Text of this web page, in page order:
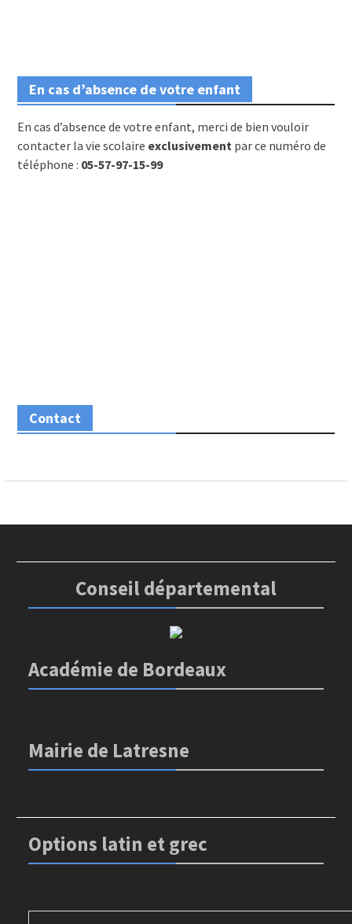
En cas d’absence de votre enfant
En cas d’absence de votre enfant, merci de bien vouloir
contacter la vie scolaire exclusivementpar ce numéro de
téléphone : 05-57-97-15-99
Contact
Conseil départemental
Académie de Bordeaux
Mairie de Latresne
Options latin et grec